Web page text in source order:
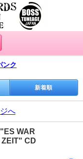
ンク
新着順
へ
WAR
CD